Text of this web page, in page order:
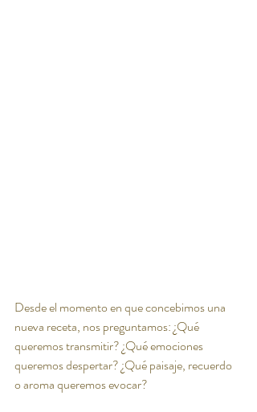
Desde el momento en que concebimos una
nueva receta, nos preguntamos: ¿Qué
queremos transmitir? ¿Qué emociones
queremos despertar? ¿Qué paisaje, recuerdo
o aroma queremos evocar?